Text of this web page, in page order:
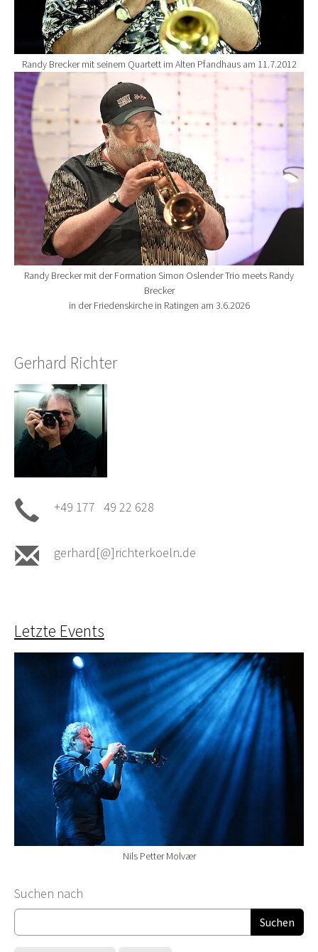
Randy Brecker mit seinem Quartett im Alten Pfandhaus am 11.7.2012
Show larger version for:
Randy Brecker mit der Formation Simon Oslender Trio meets Randy
Brecker
in der Friedenskirche in Ratingen am 3.6.2026
Gerhard Richter
+49 177 49 22 628
gerhard[@]richterkoeln.de
Letzte Events
Nils Petter Molvær
Suchformular
Suchen nach